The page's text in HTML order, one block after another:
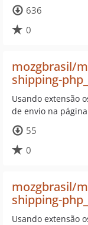
636
0
mozgbrasil/
shipping-
Usando extensão
de envio na
55
0
mozgbrasil/
shipping-
Usando extensão